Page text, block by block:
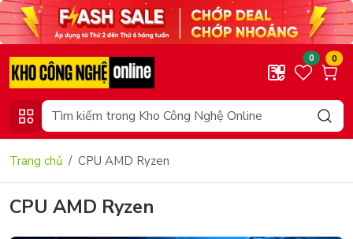
0 0
Trang chủ CPU AMD Ryzen
CPU AMD Ryzen